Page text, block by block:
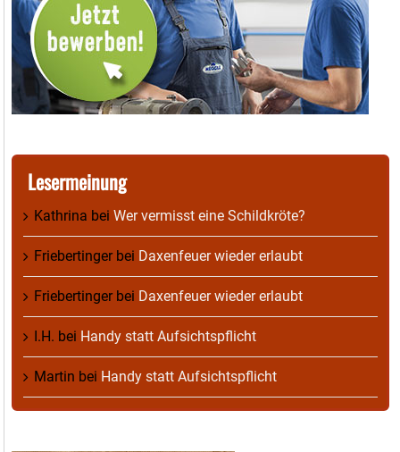
Lesermeinung
Kathrina bei Wer vermisst eine Schildkröte?
Friebertingerbei Daxenfeuer wieder erlaubt
Friebertingerbei Daxenfeuer wieder erlaubt
I.H. bei Handy statt Aufsichtspflicht
Martin bei Handy statt Aufsichtspflicht